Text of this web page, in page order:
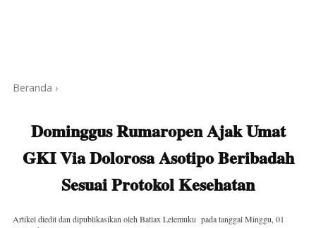
Beranda ›
Dominggus Rumaropen Ajak Umat
GKI Via Dolorosa Asotipo Beribadah
Sesuai Protokol Kesehatan
Artikel diedit dan dipublikasikan oleh Batlax Lelemuku pada tanggalMinggu, 01